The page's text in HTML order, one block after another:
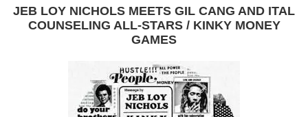
JEB LOY NICHOLS MEETS GIL CANG AND ITAL
COUNSELING ALL-STARS / KINKY MONEY
GAMES